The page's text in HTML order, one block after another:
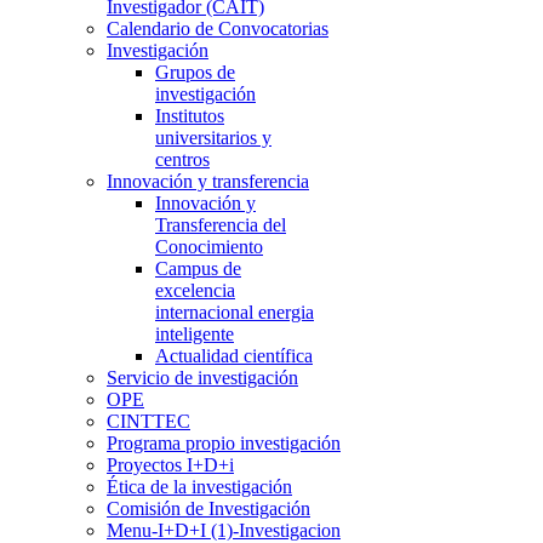
Investigador (CAIT)
Calendario de Convocatorias
Investigación
Grupos de
investigación
Institutos
universitarios y
centros
Innovación y transferencia
Innovación y
Transferencia del
Conocimiento
Campus de
excelencia
internacional energia
inteligente
Actualidad científica
Servicio de investigación
OPE
CINTTEC
Programa propio investigación
Proyectos I+D+i
Ética de la investigación
Comisión de Investigación
Menu-I+D+I (1)-Investigacion